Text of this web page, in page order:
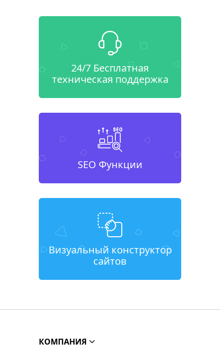
24/7 Бесплатная
техническая поддержка
SEO Функции
Визуальный конструктор
сайтов
КОМПАНИЯ